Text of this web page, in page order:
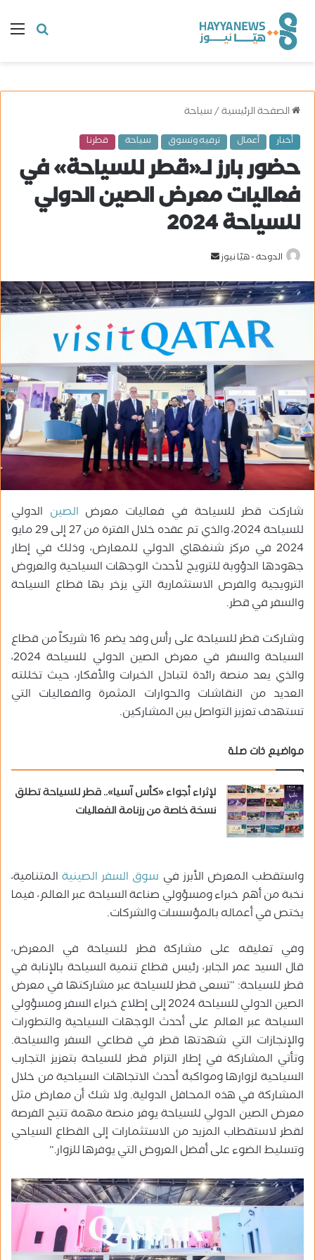
البحث
الصفحة الرئيسية/سياحة
أخبار أعمال ترفيه وتسوق سياحة قطرنا
حضور بارز لـ«قطر للسياحة» في
فعاليات معرض الصين الدولي
للسياحة 2024
الدوحة - هيّا نيوز
س
ل
ب
ي
د
ا
إ
ك
ت
ر
و
ن
ي
ا
شاركت قطر للسياحة في فعاليات معرض الصين الدولي
للسياحة 2024، والذي تم عقده خلال الفترة من 27 إلى 29 مايو
2024 في مركز شنغهاي الدولي للمعارض، وذلك في إطار
جهودها الدؤوبة للترويج لأحدث الوجهات السياحية والعروض
الترويجية والفرص الاستثمارية التي يزخر بها قطاع السياحة
والسفر في قطر.
وشاركت قطر للسياحة على رأس وفد يضم 16 شريكاً من قطاع
السياحة والسفر في معرض الصين الدولي للسياحة 2024،
والذي يعد منصة رائدة لتبادل الخبرات والأفكار، حيث تخللته
العديد من النقاشات والحوارات المثمرة والفعاليات التي
تستهدف تعزيز التواصل بين المشاركين.
مواضيع ذات صلة
لإثراء أجواء «كأس آسيا».. قطر للسياحة تطلق
نسخة خاصة من رزنامة الفعاليات
واستقطب المعرض الأبرز في سوق السفر الصينيةالمتنامية،
نخبة من أهم خبراء ومسؤولي صناعة السياحة عبر العالم، فيما
يختص في أعماله بالمؤسسات والشركات.
وفي تعليقه على مشاركة قطر للسياحة في المعرض،
قال السيد عمر الجابر، رئيس قطاع تنمية السياحة بالإنابة في
قطر للسياحة: “تسعى قطر للسياحة عبر مشاركتها في معرض
الصين الدولي للسياحة 2024 إلى إطلاع خبراء السفر ومسؤولي
السياحة عبر العالم على أحدث الوجهات السياحية والتطورات
والإنجازات التي شهدتها قطر في قطاعي السفر والسياحة.
وتأتي المشاركة في إطار التزام قطر للسياحة بتعزيز التجارب
السياحية لزوارها ومواكبة أحدث الاتجاهات السياحية من خلال
المشاركة في هذه المحافل الدولية. ولا شك أن معارض مثل
معرض الصين الدولي للسياحة يوفر منصة مهمة تتيح الفرصة
لقطر لاستقطاب المزيد من الاستثمارات إلى القطاع السياحي
وتسليط الضوء على أفضل العروض التي يوفرها للزوار.”